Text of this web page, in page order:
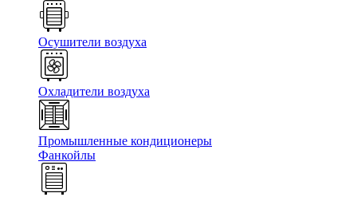
Осушители воздуха
Охладители воздуха
Промышленные кондиционеры
Фанкойлы